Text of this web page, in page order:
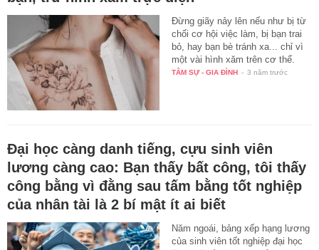
Đừng giãy nảy lên nếu như bị từ
chối cơ hội việc làm, bị bạn trai
bỏ, hay bạn bè tránh xa... chỉ vì
một vài hình xăm trên cơ thể.
TÂM SỰ - GIA ĐÌNH - 3 năm trước
Đại học càng danh tiếng, cựu sinh viên
lương càng cao: Bạn thấy bất công, tôi thấy
công bằng vì đằng sau tấm bằng tốt nghiệp
của nhân tài là 2 bí mật ít ai biết
Năm ngoái, bảng xếp hạng lương
của sinh viên tốt nghiệp đại học